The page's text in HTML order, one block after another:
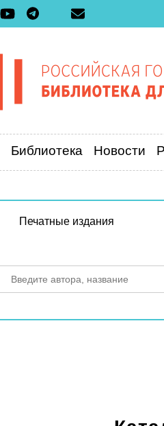
Библиотека Новости
Печатные издания